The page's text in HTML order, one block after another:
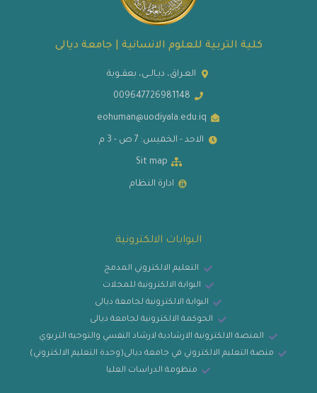
كلية التربية للعلوم الانسانية | جامعة ديالى
العـراق، ديـالــى، بعقــوبة
009647726981148
eohuman@uodiyala.edu.iq
الاحد - الخميس: 7 ص - 3 م
Sit map
ادارة النظام
البوابات الالكترونية
التعليم الالكتروني المدمج
البوابة الالكترونية للمجلات
البوابة الالكترونية لجامعة ديالى
الحوكمة الالكترونية لجامعة ديالى
المنصة الالكترونية الارشادية لارشاد النفسي والتوجيه التربوي
منصة التعليم الالكتروني في جامعة ديالى(وحدة التعليم الالكتروني)
منظومة الدراسات العليا